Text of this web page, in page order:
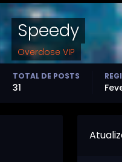
Speedy
Overdose VIP
TOTAL DE POSTS
31